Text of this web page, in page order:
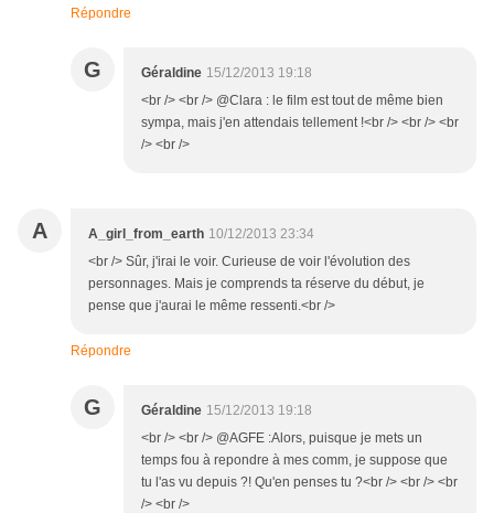
Répondre
G Géraldine 15/12/2013 19:18
<br /> <br /> @Clara : le film est tout de même bien
sympa, mais j'en attendais tellement !<br /> <br /> <br
/> <br />
A A_girl_from_earth 10/12/2013 23:34
<br /> Sûr, j'irai le voir. Curieuse de voir l'évolution des
personnages. Mais je comprends ta réserve du début, je
pense que j'aurai le même ressenti.<br />
Répondre
G Géraldine 15/12/2013 19:18
<br /> <br /> @AGFE :Alors, puisque je mets un
temps fou à repondre à mes comm, je suppose que
tu l'as vu depuis ?! Qu'en penses tu ?<br /> <br /> <br
/> <br />